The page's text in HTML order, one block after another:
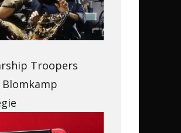
Troopers